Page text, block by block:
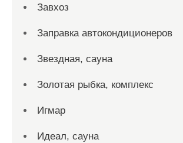
Завхоз
Заправка автокондиционеров
Звездная, сауна
Золотая рыбка, комплекс
Игмар
Идеал, сауна